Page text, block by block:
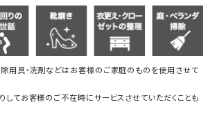
用具・洗剤などはお客様のご家庭のものを使用させて
てお客様のご不在時にサービスさせていただくことも